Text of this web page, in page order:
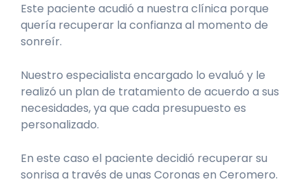
Este paciente acudió a nuestra clínica porque
quería recuperar la confianza al momento de
sonreír.
Nuestro especialista encargado lo evaluó y le
realizó un plan de tratamiento de acuerdo a sus
necesidades, ya que cada presupuesto es
personalizado.
En este caso el paciente decidió recuperar su
sonrisa a través de unas Coronas en Ceromero.